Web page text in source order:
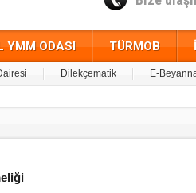
YMM ODASI TÜRMOB
Dilekçematik E-